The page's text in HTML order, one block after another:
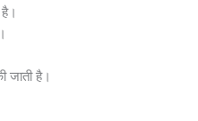
जाती है।